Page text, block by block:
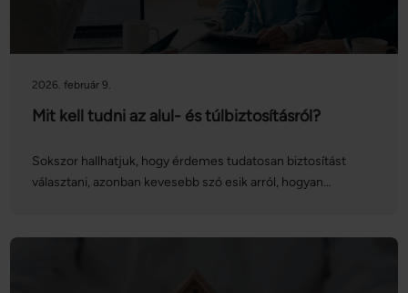
2026. február 9.
Mit kell tudni az alul- és túlbiztosításról?
Sokszor hallhatjuk, hogy érdemes tudatosan biztosítást
választani, azonban kevesebb szó esik arról, hogyan